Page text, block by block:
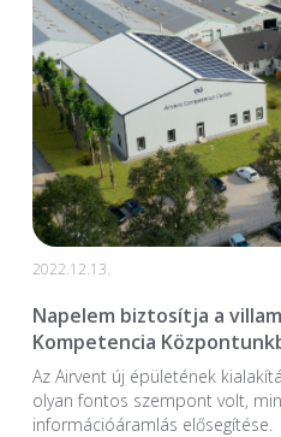
2022.12.13.
Napelem biztosítja a
Kompetencia
Az Airvent új épületének
olyan fontos szempont volt,
információáramlás elősegítése.